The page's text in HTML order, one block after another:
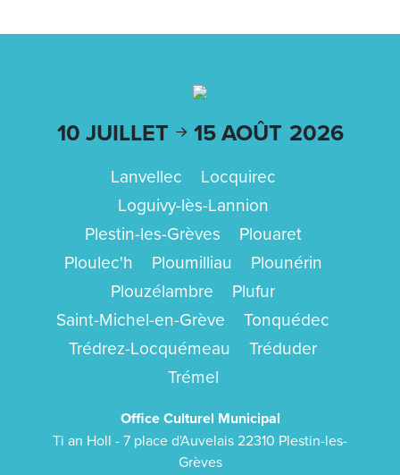
10 JUILLET 15 AOÛT 2026
Lanvellec
Locquirec
Loguivy-lès-Lannion
Plestin-les-Grèves
Plouaret
Ploulec'h
Ploumilliau
Plounérin
Plouzélambre
Plufur
Saint-Michel-en-Grève
Tonquédec
Trédrez-Locquémeau
Tréduder
Trémel
Office Culturel Municipal
Ti an Holl - 7 place d'Auvelais 22310 Plestin-les-
Grèves